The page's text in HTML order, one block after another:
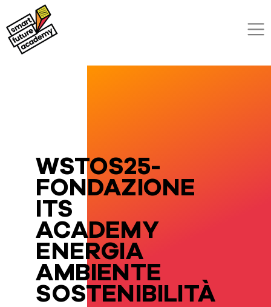
WSTOS25-
FONDAZIONE
ITS
ACADEMY
ENERGIA
AMBIENTE
SOSTENIBILITÀ